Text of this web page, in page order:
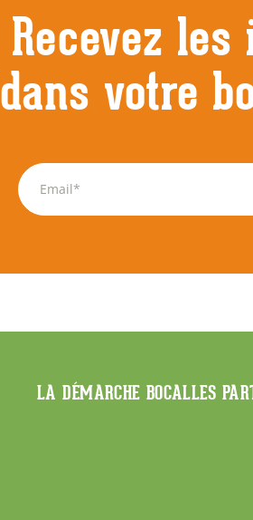
Recevez les
dans votre
LA DÉMARCHE BOCALLES